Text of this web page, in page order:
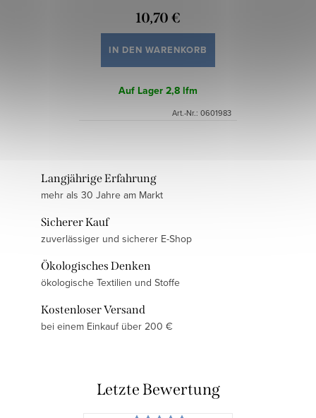
10,70 €
IN DEN WARENKORB
Auf Lager 2,8 lfm
Art.-Nr.: 0601983
Langjährige Erfahrung
mehr als 30 Jahre am Markt
Sicherer Kauf
zuverlässiger und sicherer E-Shop
Ökologisches Denken
ökologische Textilien und Stoffe
Kostenloser Versand
bei einem Einkauf über 200 €
Letzte Bewertung